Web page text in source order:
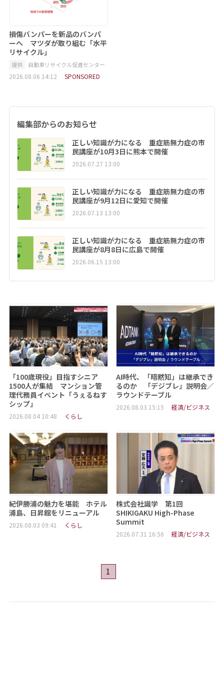
損傷バンパーを新品のバンパ
ーへ マツダが取り組む「水平
リサイクル」
提供 自動車リサイクル促進センター
2026.08.06 14:12 SPONSORED
編集部からのお知らせ
正しい知識が力になる 重症筋無力症の市
民講座が10月3日に熊本で開催
2026.07.27 13:00
正しい知識が力になる 重症筋無力症の市
民講座が9月12日に愛知で開催
2026.07.13 13:00
正しい知識が力になる 重症筋無力症の市
民講座が8月8日に広島で開催
2026.06.15 13:00
「100歳現役」目指すシニア
1500人が集結 マンション管
理代務員イベント「うぇるねす
シップ」
2026.08.04 10:48 くらし
AI時代、「暗黙知」は継承でき
るのか 「デジブレ」説明会／
ラウンドテーブル
2026.08.03 15:15 経済/ビジネス
紀伊勝浦の魅力を堪能 ホテル
浦島、日昇館をリニューアル
2026.08.03 09:41 くらし
株式会社識学 第1回
SHIKIGAKU High-Phase
Summit
2026.07.31 16:56 経済/ビジネス
1